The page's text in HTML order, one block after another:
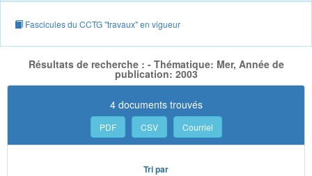
Fascicules du CCTG "travaux" en vigueur
Résultats de recherche : - Thématique: Mer, Année de
publication: 2003
4 documents trouvés
PDF CSV Courriel
Tri par